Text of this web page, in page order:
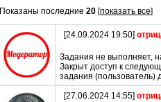
Показаны последние 20 [показать все]
[24.09.2024 19:50]
Задания не выполняет,
Закрыт доступ к
задания (пользователь)
[27.06.2024 14:55]